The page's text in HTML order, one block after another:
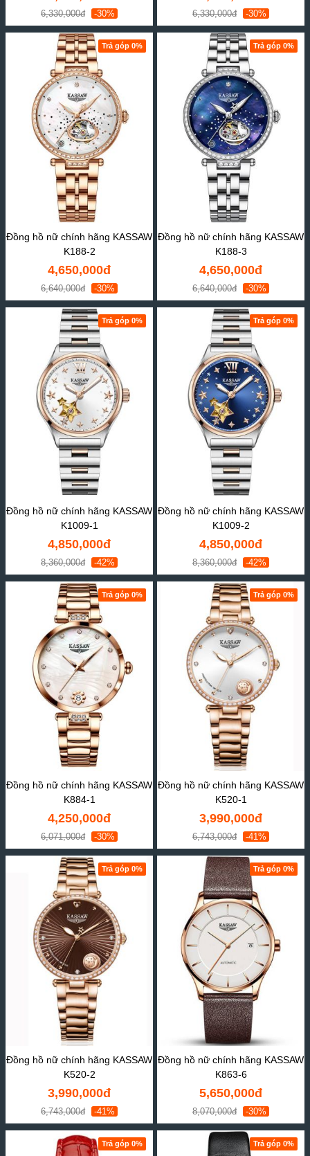
6,330,000đ -30% 6,330,000đ -30%
Trả góp 0%
Đồng hồ nữ chính hãng KASSAW
K188-2
4,650,000đ
6,640,000đ -30%
Trả góp 0%
Đồng hồ nữ chính hãng KASSAW
K188-3
4,650,000đ
6,640,000đ -30%
Trả góp 0%
Đồng hồ nữ chính hãng KASSAW
K1009-1
4,850,000đ
8,360,000đ -42%
Trả góp 0%
Đồng hồ nữ chính hãng KASSAW
K1009-2
4,850,000đ
8,360,000đ -42%
Trả góp 0%
Đồng hồ nữ chính hãng KASSAW
K884-1
4,250,000đ
6,071,000đ -30%
Trả góp 0%
Đồng hồ nữ chính hãng KASSAW
K520-1
3,990,000đ
6,743,000đ -41%
Trả góp 0%
Đồng hồ nữ chính hãng KASSAW
K520-2
3,990,000đ
6,743,000đ -41%
Trả góp 0%
Đồng hồ nữ chính hãng KASSAW
K863-6
5,650,000đ
8,070,000đ -30%
Trả góp 0% Trả góp 0%